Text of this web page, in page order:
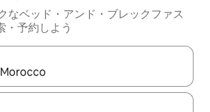
なベッド・アンド・ブレックファス
・予約しよう
れたら、上下の矢印キーを使って移動するか